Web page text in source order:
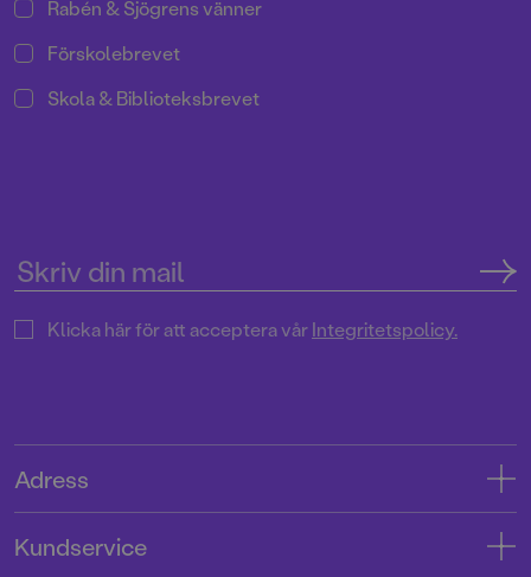
Rabén & Sjögrens vänner
Förskolebrevet
Skola & Biblioteksbrevet
Klicka här för att acceptera vårIntegritetspolicy.
Adress
Kundservice